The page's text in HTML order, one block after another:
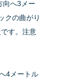
へ3メー
クの曲がり
す。注意
4メートル